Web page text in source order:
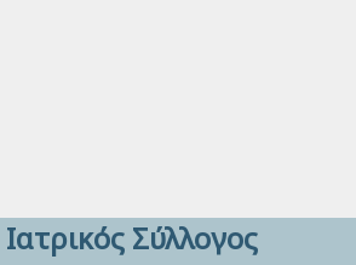
Ιατρικός Σύλλογος